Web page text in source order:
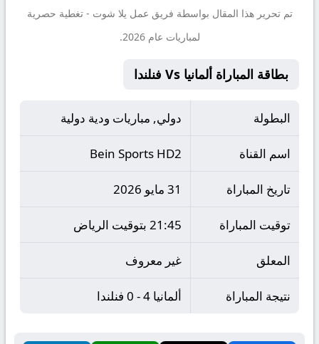
تم تحرير هذا المقال بواسطة فريق عمل يلا شوت - تغطية حصرية
لمباريات عام 2026.
بطاقة المباراة ألمانيا Vs فنلندا
البطولة دولي, مباريات ودية دولية
اسم القناة Bein Sports HD2
تاريخ المباراة 31 مايو 2026
توقيت المباراة 21:45 بتوقيت الرياض
المعلق غير معروف
نتيجة المباراة ألمانيا 4 - 0 فنلندا